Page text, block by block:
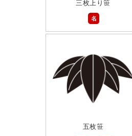
三枚上り笹
名
五枚笹